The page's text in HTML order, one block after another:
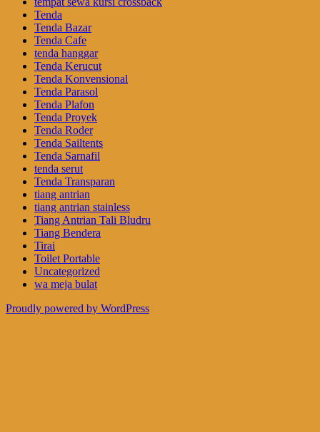
Tenda
Tenda Bazar
Tenda Cafe
tenda hanggar
Tenda Kerucut
Tenda Konvensional
Tenda Parasol
Tenda Plafon
Tenda Proyek
Tenda Roder
Tenda Sailtents
Tenda Sarnafil
tenda serut
Tenda Transparan
tiang antrian
tiang antrian stainless
Tiang Antrian Tali Bludru
Tiang Bendera
Tirai
Toilet Portable
Uncategorized
wa meja bulat
Proudly powered by WordPress